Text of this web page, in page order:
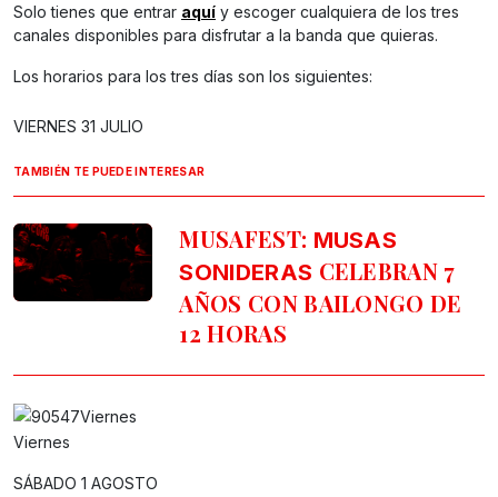
Solo tienes que entrar aquí y escoger cualquiera de los tres
canales disponibles para disfrutar a la banda que quieras.
Los horarios para los tres días son los siguientes:
VIERNES 31 JULIO
TAMBIÉN TE PUEDE INTERESAR
MUSAFEST: MUSAS
SONIDERAS CELEBRAN 7
AÑOS CON BAILONGO DE
12 HORAS
Viernes
SÁBADO 1 AGOSTO